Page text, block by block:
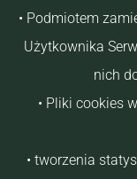
• Podmiotem
Użytkownika
nich
• Pliki cookies
• tworzenia